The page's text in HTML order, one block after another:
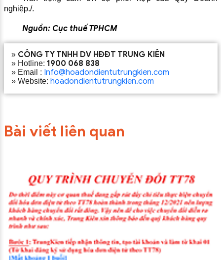
nghiệp./.
Nguồn: Cục thuế TPHCM
»CÔNG TY TNHH DV HĐĐT TRUNG KIÊN
» Hotline: 1900 068 838
» Email : Info@hoadondientutrungkien.com
» Website: hoadondientutrungkien.com
Bài viết liên quan